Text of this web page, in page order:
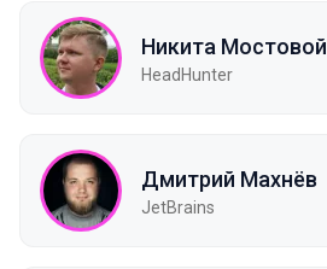
Никита Мостовой
HeadHunter
Дмитрий Махнёв
JetBrains